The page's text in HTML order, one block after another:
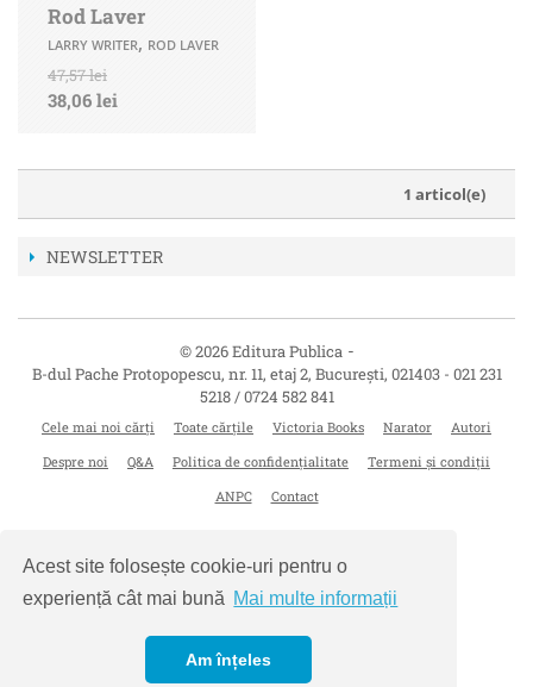
Acest site folosește cookie-uri pentru o
experiență cât mai bună Mai multe informații
Am înțeles
Rod Laver
LARRY WRITER, ROD LAVER
47,57 lei
38,06 lei
1 articol(e)
NEWSLETTER
© 2026 Editura Publica -
B-dul Pache Protopopescu, nr. 11, etaj 2, București, 021403 - 021 231
5218 / 0724 582 841
Cele mai noi cărți Toate cărțile Victoria Books Narator
Autori
Despre noi
Q&A Politica de confidențialitate
Termeni și condiții
ANPC
Contact